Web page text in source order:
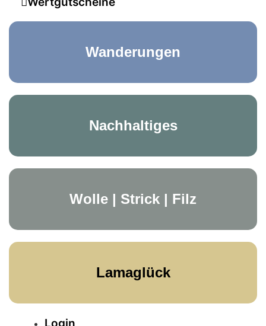
Wanderungen
Nachhaltiges
Wolle | Strick | Filz
Lamaglück
Login